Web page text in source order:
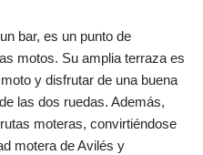
bar, es un punto de
motos. Su amplia terraza es
y disfrutar de una buena
las dos ruedas. Además,
moteras, convirtiéndose
motera de Avilés y